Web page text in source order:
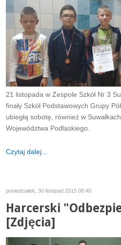
21 listopada w Zespole Szkół Nr 3
finały Szkół Podstawowych Grupy
ubiegłą sobotę, również w
Województwa Podlaskiego.
Czytaj dalej...
poniedziałek, 30 listopad 2015 08:40
Harcerski
[Zdjęcia]